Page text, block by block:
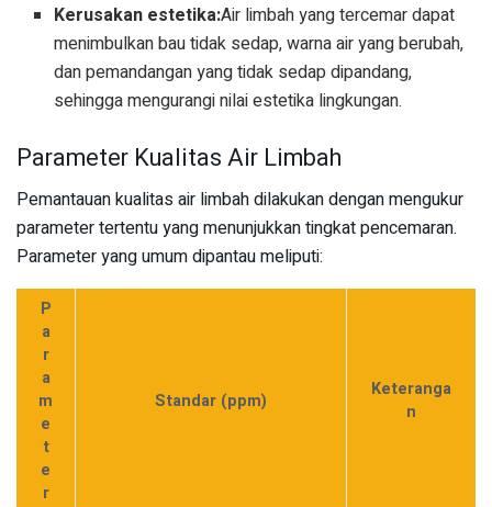
Kerusakan estetika:Air limbah yang tercemar dapat
menimbulkan bau tidak sedap, warna air yang berubah,
dan pemandangan yang tidak sedap dipandang,
sehingga mengurangi nilai estetika lingkungan.
Parameter Kualitas Air Limbah
Pemantauan kualitas air limbah dilakukan dengan mengukur
parameter tertentu yang menunjukkan tingkat pencemaran.
Parameter yang umum dipantau meliputi:
P
a
r
a
m
e
t
e
r
Standar (ppm)
Keteranga
n